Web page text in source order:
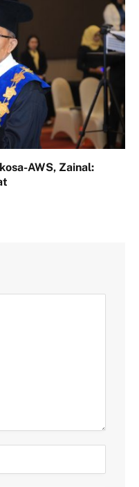
AWS, Zainal: